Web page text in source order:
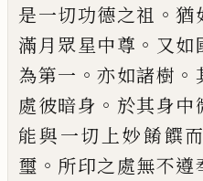
是一切功德之祖 。猶
滿月 眾星中尊 。 又如
為第一 。亦如諸樹 。
處彼暗身 。 於其身中
能與一切 上妙餚饌
璽 。 所印之處無不遵